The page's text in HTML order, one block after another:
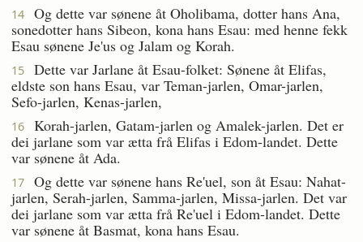
14
Og dette var sønene åt Oholibama, dotter hans Ana,
sonedotter hans Sibeon, kona hans Esau: med henne fekk
Esau sønene Je'us og Jalam og Korah.
15
Dette var Jarlane åt Esau-folket: Sønene åt Elifas,
eldste son hans Esau, var Teman-jarlen, Omar-jarlen,
Sefo-jarlen, Kenas-jarlen,
16
Korah-jarlen, Gatam-jarlen og Amalek-jarlen. Det er
dei jarlane som var ætta frå Elifas i Edom-landet. Dette
var sønene åt Ada.
17
Og dette var sønene hans Re'uel, son åt Esau: Nahat-
jarlen, Serah-jarlen, Samma-jarlen, Missa-jarlen. Det var
dei jarlane som var ætta frå Re'uel i Edom-landet. Dette
var sønene åt Basmat, kona hans Esau.